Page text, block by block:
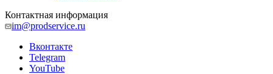
Контактная информация
im@prodservice.ru
Вконтакте
Telegram
YouTube